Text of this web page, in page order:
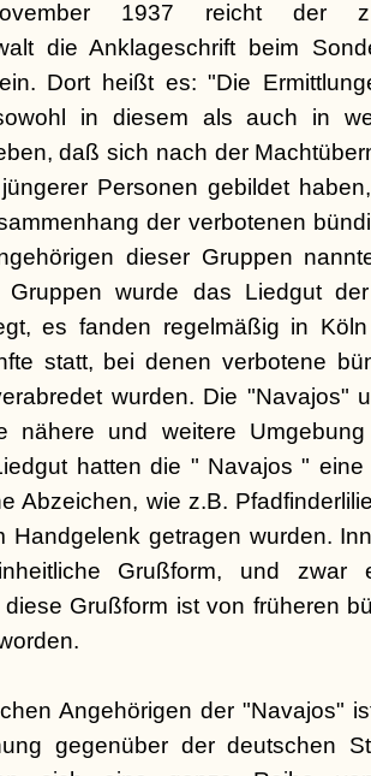
1937 reicht der
die Anklageschrift beim
Dort heißt es: "Die
in diesem als auch in
daß sich nach der
Personen gebildet
der verbotenen
dieser Gruppen
Gruppen wurde das Liedgut
es fanden regelmäßig in
statt, bei denen verbotene
wurden. Die "Navajos"
nähere und weitere
hatten die " Navajos "
Abzeichen, wie z.B.
Handgelenk getragen wurden.
Grußform, und zwar
Grußform ist von früheren
Angehörigen der "Navajos"
gegenüber der deutschen